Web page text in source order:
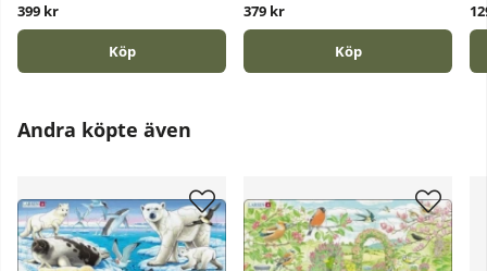
399 kr
Köp
379 kr
Köp
Andra köpte även